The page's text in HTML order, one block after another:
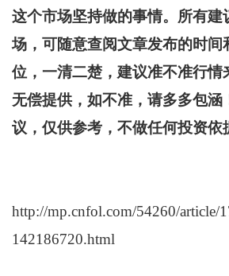
这个市场坚持做的事情。所有建
场，可随意查阅文章发布的时间
位，一清二楚，建议准不准行情
无偿提供，如不准，请多多包涵
议，仅供参考，不做任何投资依
http://mp.cnfol.com/54260/article/
142186720.html